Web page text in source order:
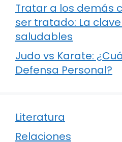
Tratar a los demás
ser tratado: La
saludables
Judo vs Karate:
Defensa Personal?
Literatura
Relaciones